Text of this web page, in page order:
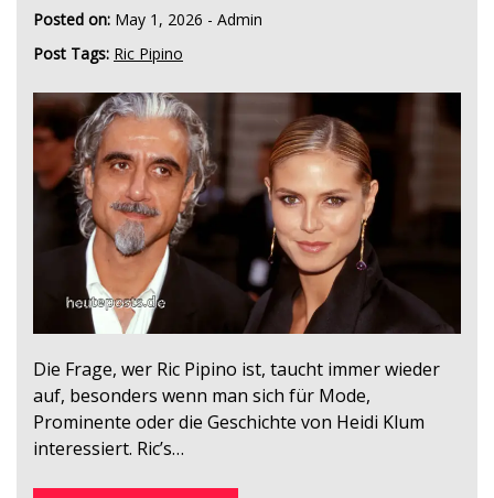
Posted on: May 1, 2026 - Admin
Post Tags: Ric Pipino
Die Frage, wer Ric Pipino ist, taucht immer wieder
auf, besonders wenn man sich für Mode,
Prominente oder die Geschichte von Heidi Klum
interessiert. Ric’s…